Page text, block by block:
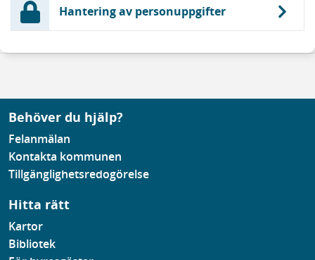
Hantering av personuppgifter
Behöver du hjälp?
Felanmälan
Kontakta kommunen
Tillgänglighetsredogörelse
Hitta rätt
Kartor
Bibliotek